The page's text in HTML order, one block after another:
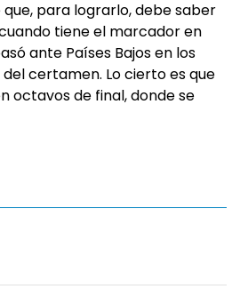
que, para lograrlo, debe saber
tiene el marcador en
ante Países Bajos en los
certamen. Lo cierto es que
octavos de final, donde se